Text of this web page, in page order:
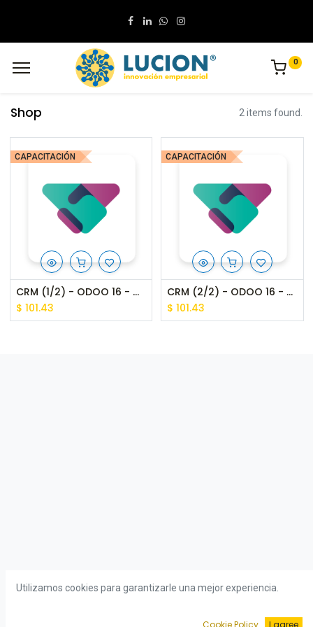
0
Shop 2 items found.
CRM (1/2) - ODOO 16 - CAPACITACIÓN
$ 101.43
CAPACITACIÓN
CRM (2/2) - ODOO 16 - CAPACITACIÓN
$ 101.43
CAPACITACIÓN
Utilizamos cookies para garantizarle una mejor experiencia.
Cookie Policy I agree